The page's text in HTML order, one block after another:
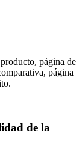
página de
página
de la